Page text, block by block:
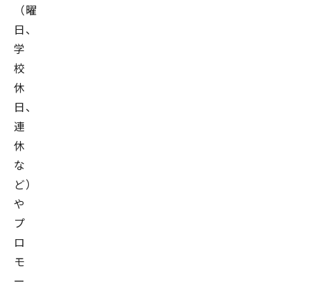
（曜
日、
学
校
休
日、
連
休
な
ど）
や
プ
ロ
モ
ー